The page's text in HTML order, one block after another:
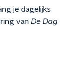
je dagelijks
van De Dag